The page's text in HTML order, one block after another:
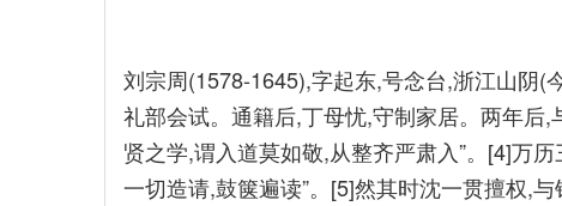
刘宗周(1578-1645),字起东,号念台,浙江山阴(
礼部会试。通籍后,丁母忧,守制家居。两年后
贤之学,谓入道莫如敬,从整齐严肃入”。[4]万
一切造请,鼓箧遍读”。[5]然其时沈一贯擅权,